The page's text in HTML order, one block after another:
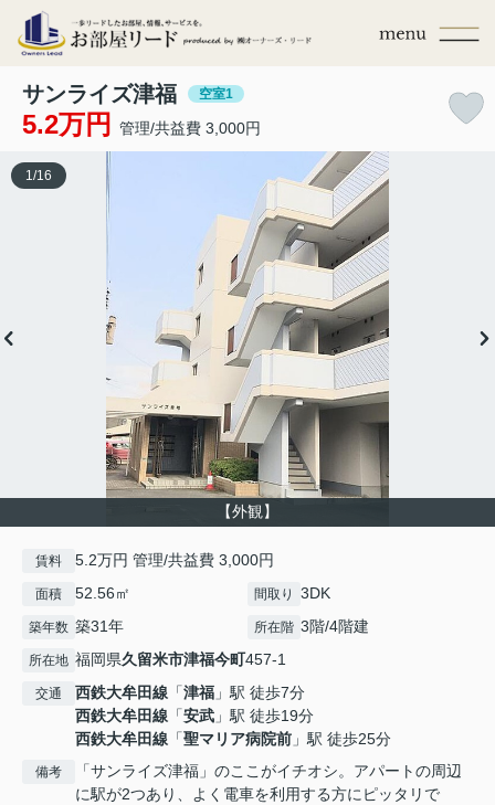
サンライズ津福 空室1
5.2万円 管理/共益費 3,000円
【外観】
1 /16
賃料 5.2万円 管理/共益費 3,000円
面積 52.56㎡ 間取り 3DK
築年数 築31年 所在階 3階/4階建
所在地 福岡県久留米市津福今町457-1
交通 西鉄大牟田線 「津福 」駅 徒歩7分
西鉄大牟田線 「安武 」駅 徒歩19分
西鉄大牟田線 「聖マリア病院前 」駅 徒歩25分
備考
「サンライズ津福」のここがイチオシ。アパートの周辺
に駅が2つあり、よく電車を利用する方にピッタリで